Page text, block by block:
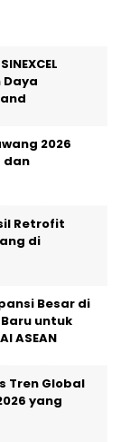
Daya
2026
dan
Retrofit
di
Besar di
untuk
ASEAN
Tren Global
yang